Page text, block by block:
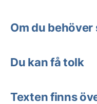
Om du behöver
Du kan få tolk
Texten finns